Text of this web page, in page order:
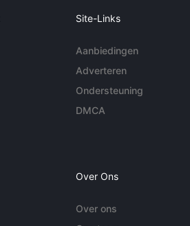
Site-Links
Aanbiedingen
Adverteren
Ondersteuning
DMCA
Over Ons
Over ons